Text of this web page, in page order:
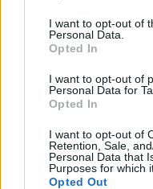
I want to opt-out of
Personal Data.
Opted In
I want to opt-out of
Personal Data for
Opted In
I want to opt-out of
Retention, Sale,
Personal Data that
Purposes for which
Opted Out
Biblioteca
Istituto